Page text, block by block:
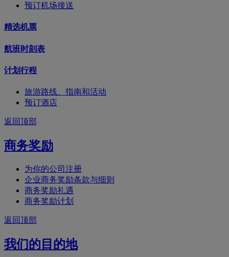
预订机场接送
精选机票
航班时刻表
计划行程
旅游路线、指南和活动
预订酒店
返回顶部
商务奖励
为你的公司注册
企业商务奖励条款与细则
商务奖励礼遇
商务奖励计划
返回顶部
我们的目的地